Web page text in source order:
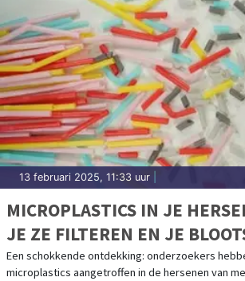
13 februari 2025, 11:33 uur
MICROPLASTICS IN JE
JE ZE FILTEREN EN JE
VERMINDEREN
Een schokkende ontdekking: onderzoekers
microplastics aangetroffen in de hersenen van